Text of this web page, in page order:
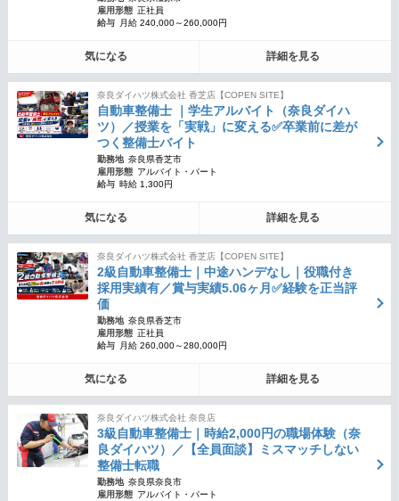
雇用形態 正社員
給与
月給 240,000～260,000円
気になる 詳細を見る
奈良ダイハツ株式会社 香芝店【COPEN SITE】
自動車整備士 ｜学生アルバイト（奈良ダイハ
ツ）／授業を「実戦」に変える✅卒業前に差が
つく整備士バイト
勤務地 奈良県香芝市
雇用形態 アルバイト・パート
給与 時給 1,300円
気になる 詳細を見る
奈良ダイハツ株式会社 香芝店【COPEN SITE】
2級自動車整備士｜中途ハンデなし｜役職付き
採用実績有／賞与実績5.06ヶ月✅経験を正当評
価
勤務地 奈良県香芝市
雇用形態 正社員
給与
月給 260,000～280,000円
気になる 詳細を見る
奈良ダイハツ株式会社 奈良店
3級自動車整備士｜時給2,000円の職場体験（奈
良ダイハツ）／【全員面談】ミスマッチしない
整備士転職
勤務地 奈良県奈良市
雇用形態 アルバイト・パート